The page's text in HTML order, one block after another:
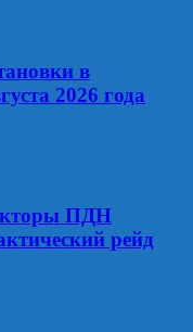
в
2026 года
ПДН
рейд